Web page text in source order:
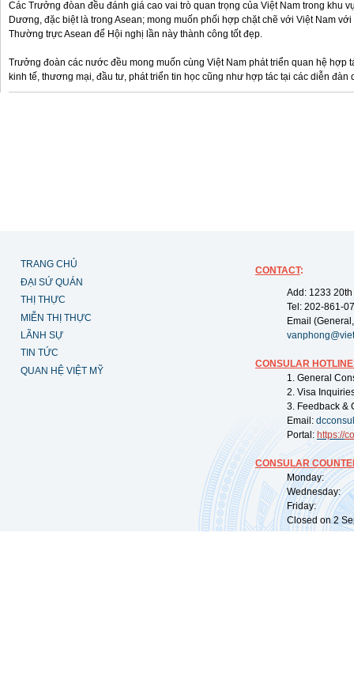
Các Trưởng đòan đều đánh giá cao vai trò quan trọng của Việt Nam trong khu
Dương, đặc biệt là trong Asean; mong muốn phối hợp chặt chẽ với Việt Nam
Thường trực Asean để Hội nghị lần này thành công tốt đẹp.
Trưởng đoàn các nước đều mong muốn cùng Việt Nam phát triển quan hệ hợp
kinh tế, thương mại, đầu tư, phát triển tin học cũng như hợp tác tại các diễn đàn
TRANG CHỦ
ĐẠI SỨ QUÁN
THỊ THỰC
MIỄN THỊ THỰC
LÃNH SỰ
TIN TỨC
QUAN HỆ VIỆT MỸ
CONTACT:
Add: 1233
Tel: 202-861-
Email
CONSULAR
1. General
2. Visa
3. Feedback &
Email:
Portal: https://
CONSULAR
Monday:
Wednesday:
Friday:
Closed on 2